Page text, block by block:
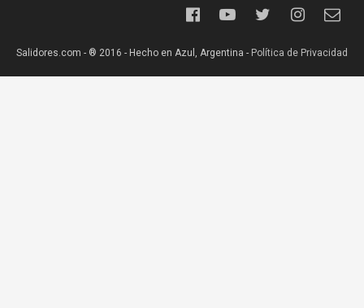
Salidores.com - ® 2016 - Hecho en Azul, Argentina - Política de Privacidad